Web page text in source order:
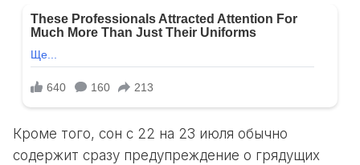
Кроме того, сон с 22 на 23 июля обычно
содержит сразу предупреждение о грядущих